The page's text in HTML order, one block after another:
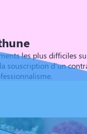
les plus difficiles
souscription d'un